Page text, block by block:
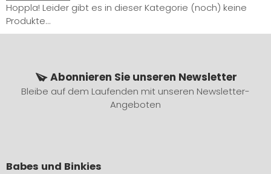
Hoppla! Leider gibt es in dieser Kategorie (noch) keine
Produkte...
Abonnieren Sie unseren Newsletter
Bleibe auf dem Laufenden mit unseren Newsletter-
Angeboten
Babes und Binkies